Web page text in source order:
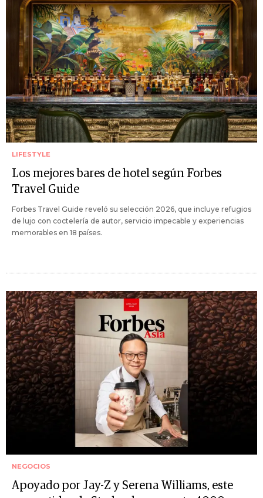
LIFESTYLE
Los mejores bares de hotel según Forbes
Travel Guide
Forbes Travel Guide reveló su selección 2026, que incluye refugios
de lujo con coctelería de autor, servicio impecable y experiencias
memorables en 18 países.
NEGOCIOS
Apoyado por Jay-Z y Serena Williams, este